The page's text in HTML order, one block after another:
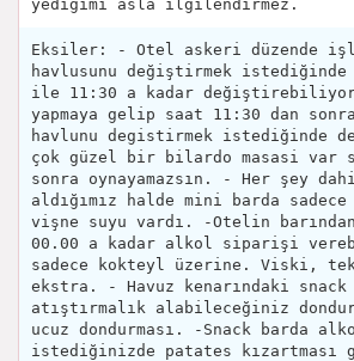
yedigimi asla ilgilendirmez.
Eksiler: - Otel askeri düzende
havlusunu değiştirmek istediğinde
ile 11:30 a kadar
yapmaya gelip saat 11:30 dan
havlunu degistirmek istediğinde
çok güzel bir bilardo masasi var
sonra oynayamazsın. - Her şey
aldığımız halde mini barda sadece
vişne suyu vardı. -Otelin barından
00.00 a kadar alkol siparişi
sadece kokteyl üzerine. Viski,
ekstra. - Havuz kenarındaki snack
atıştırmalık alabileceğiniz
ucuz dondurması. -Snack barda
istediğinizde patates